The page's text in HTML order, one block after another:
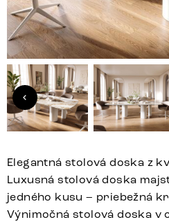
Elegantná stolová doska z
Luxusná stolová doska
jedného kusu – priebežná
Výnimočná stolová doska v